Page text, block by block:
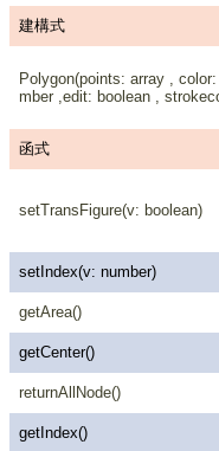
建構式
Polygon(points: array ,
mber ,edit: boolean ,
函式
setTransFigure(v: boolean)
setIndex(v: number)
getArea()
getCenter()
returnAllNode()
getIndex()